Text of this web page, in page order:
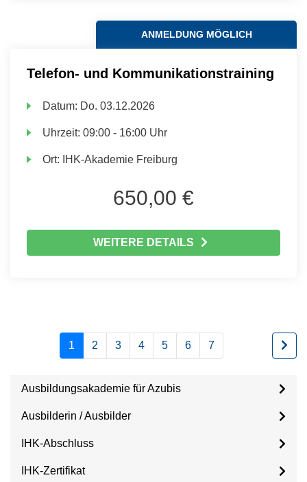
ANMELDUNG MÖGLICH
Telefon- und Kommunikationstraining
Datum: Do. 03.12.2026
Uhrzeit:09:00 - 16:00 Uhr
Ort: IHK-Akademie Freiburg
650,00 €
WEITERE DETAILS
1 2 3 4 5 6 7
Ausbildungsakademie für Azubis
Ausbilderin / Ausbilder
IHK-Abschluss
IHK-Zertifikat